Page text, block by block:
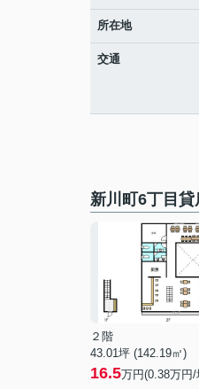
所在地
交通
新川町6丁目
２階
43.01坪 (142.19㎡)
16.5万円(0.38万円/